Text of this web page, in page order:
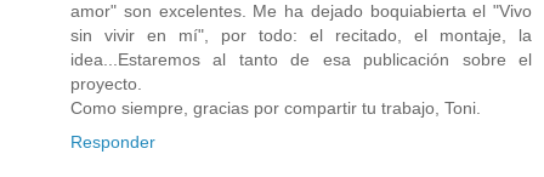
amor" son excelentes. Me ha dejado boquiabierta el "Vivo
sin vivir en mí", por todo: el recitado, el montaje, la
idea...Estaremos al tanto de esa publicación sobre el
proyecto.
Como siempre, gracias por compartir tu trabajo, Toni.
Responder